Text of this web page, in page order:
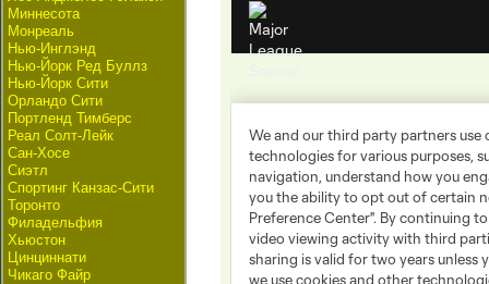
Миннесота
Монреаль
Нью-Инглэнд
Нью-Йорк Ред Буллз
Нью-Йорк Сити
Орландо Сити
Портленд Тимберс
Реал Солт-Лейк
Сан-Хосе
Сиэтл
Спортинг Канзас-Сити
Торонто
Филадельфия
Хьюстон
Цинциннати
Чикаго Файр